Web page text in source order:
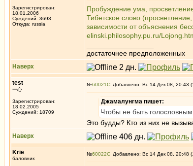
Зарегистрирован:
18.01.2006
Суждений: 3693
Откуда: russia
Пробуждение ума,
Тибетское слово
зависимости от объяснения
elinski.philosophy.pu.ru/
достаточнее предположенных
Наверх
test
一心
Зарегистрирован:
18.02.2005
Суждений: 18709
№60021 Добавлено: Вс 14 Дек 08, 20:43
Джамалунгма пишет:
Чтобы не быть
Это будды? Кто из них не
Наверх
Krie
баловник
№60022 Добавлено: Вс 14 Дек 08, 20:48